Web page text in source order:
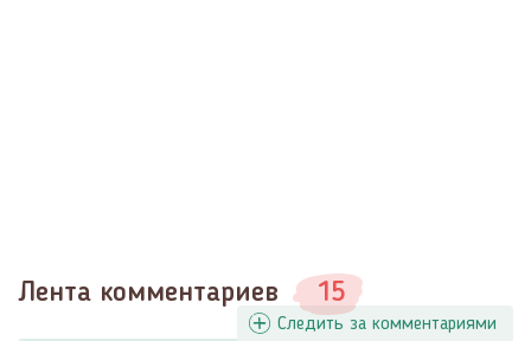
Лента комментариев 15
Следить за комментариями